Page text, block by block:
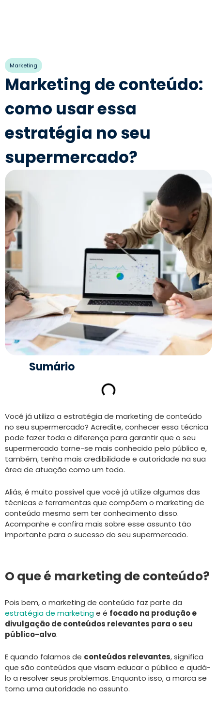
Marketing
Marketing de conteúdo:
como usar essa
estratégia no seu
supermercado?
Sumário
Você já utiliza a estratégia de marketing de conteúdo
no seu supermercado? Acredite, conhecer essa técnica
pode fazer toda a diferença para garantir que o seu
supermercado torne-se mais conhecido pelo público e,
também, tenha mais credibilidade e autoridade na sua
área de atuação como um todo.
Aliás, é muito possível que você já utilize algumas das
técnicas e ferramentas que compõem o marketing de
conteúdo mesmo sem ter conhecimento disso.
Acompanhe e confira mais sobre esse assunto tão
importante para o sucesso do seu supermercado.
O que é marketing de conteúdo?
Pois bem, o marketing de conteúdo faz parte da
estratégia de marketinge é focado na produção e
divulgação de conteúdos relevantes para o seu
público-alvo.
E quando falamos de conteúdos relevantes, significa
que são conteúdos que visam educar o público e ajudá-
lo a resolver seus problemas. Enquanto isso, a marca se
torna uma autoridade no assunto.